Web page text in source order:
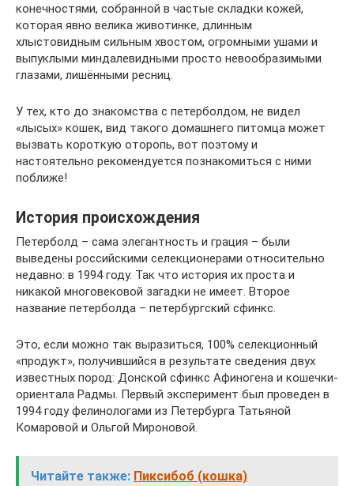
конечностями, собранной в частые складки кожей,
которая явно велика животинке, длинным
хлыстовидным сильным хвостом, огромными ушами и
выпуклыми миндалевидными просто невообразимыми
глазами, лишёнными ресниц.
У тех, кто до знакомства с петерболдом, не видел
«лысых» кошек, вид такого домашнего питомца может
вызвать короткую оторопь, вот поэтому и
настоятельно рекомендуется познакомиться с ними
поближе!
История происхождения
Петерболд – сама элегантность и грация – были
выведены российскими селекционерами относительно
недавно: в 1994 году. Так что история их проста и
никакой многовековой загадки не имеет. Второе
название петерболда – петербургский сфинкс.
Это, если можно так выразиться, 100% селекционный
«продукт», получившийся в результате сведения двух
известных пород: Донской сфинкс Афиногена и кошечки-
ориентала Радмы. Первый эксперимент был проведен в
1994 году фелинологами из Петербурга Татьяной
Комаровой и Ольгой Мироновой.
Читайте также: Пиксибоб (кошка)